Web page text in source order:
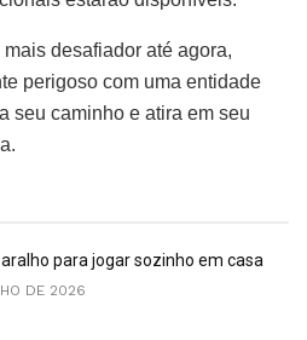
mais desafiador até agora,
perigoso com uma entidade
seu caminho e atira em seu
para jogar sozinho em casa
DE 2026